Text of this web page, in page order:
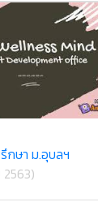
กษา ม.อุบลฯ